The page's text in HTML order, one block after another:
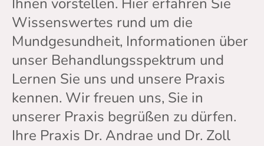
Ihnen vorstellen. Hier erfahren Sie
Wissenswertes rund um die
Mundgesundheit, Informationen über
unser Behandlungsspektrum und
Lernen Sie uns und unsere Praxis
kennen. Wir freuen uns, Sie in
unserer Praxis begrüßen zu dürfen.
Ihre Praxis Dr. Andrae und Dr. Zoll